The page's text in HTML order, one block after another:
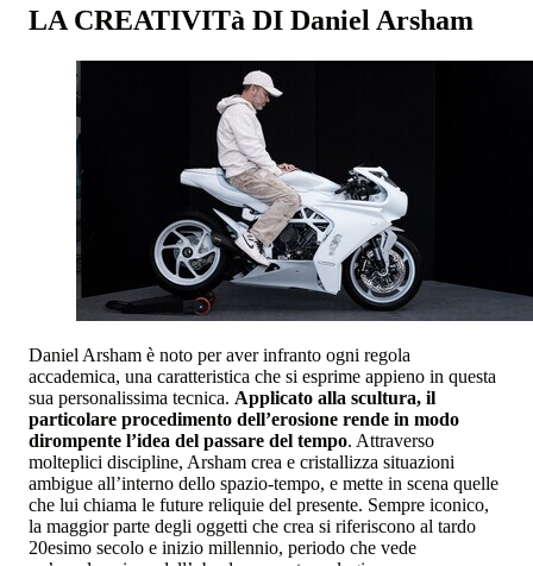
LA CREATIVITà DI Daniel Arsham
Daniel Arsham è noto per aver infranto ogni regola
accademica, una caratteristica che si esprime appieno in questa
sua personalissima tecnica. Applicato alla scultura, il
particolare procedimento dell’erosione rende in modo
dirompente l’idea del passare del tempo. Attraverso
molteplici discipline, Arsham crea e cristallizza situazioni
ambigue all’interno dello spazio-tempo, e mette in scena quelle
che lui chiama le future reliquie del presente. Sempre iconico,
la maggior parte degli oggetti che crea si riferiscono al tardo
20esimo secolo e inizio millennio, periodo che vede